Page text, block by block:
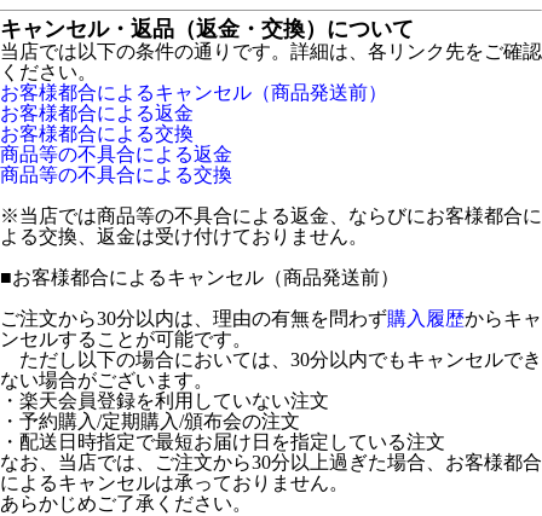
キャンセル・返品（返金・交換）について
当店では以下の条件の通りです。詳細は、各リンク先をご確認
ください。
お客様都合によるキャンセル（商品発送前）
お客様都合による返金
お客様都合による交換
商品等の不具合による返金
商品等の不具合による交換
※当店では商品等の不具合による返金、ならびにお客様都合に
よる交換、返金は受け付けておりません。
■お客様都合によるキャンセル（商品発送前）
ご注文から30分以内は、理由の有無を問わず購入履歴からキャ
ンセルすることが可能です。
ただし以下の場合においては、30分以内でもキャンセルでき
ない場合がございます。
・楽天会員登録を利用していない注文
・予約購入/定期購入/頒布会の注文
・配送日時指定で最短お届け日を指定している注文
なお、当店では、ご注文から30分以上過ぎた場合、お客様都合
によるキャンセルは承っておりません。
あらかじめご了承ください。